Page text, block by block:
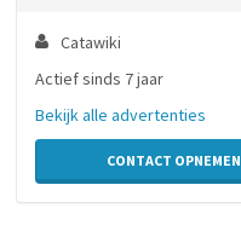
Catawiki
Actief sinds 7 jaar
Bekijk alle advertenties
CONTACT OPNEMEN